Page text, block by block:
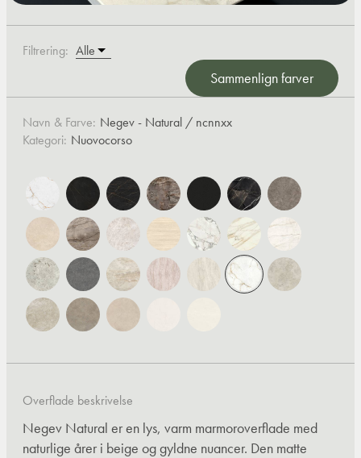
Filtrering:
Navn & Farve: Negev - Natural / ncnnxx
Kategori: Nuovocorso
Sammenlign farver
Overflade beskrivelse
Negev Natural er en lys, varm marmoroverflade med
naturlige årer i beige og gyldne nuancer. Den matte